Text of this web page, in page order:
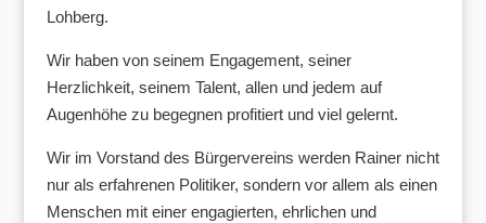
Lohberg.
Wir haben von seinem Engagement, seiner
Herzlichkeit, seinem Talent, allen und jedem auf
Augenhöhe zu begegnen profitiert und viel gelernt.
Wir im Vorstand des Bürgervereins werden Rainer nicht
nur als erfahrenen Politiker, sondern vor allem als einen
Menschen mit einer engagierten, ehrlichen und